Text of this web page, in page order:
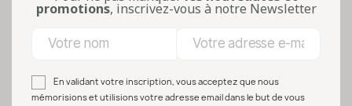
valoriser vos créations dans un c...
Lire la suite
Sélectionnez vos options
promotions, inscrivez-vous à notre Newsletter
En validant votre inscription, vous acceptez que nous
mémorisions et utilisions votre adresse email dans le but de vous